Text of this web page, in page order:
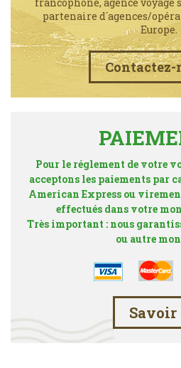
francophone, agence
partenaire d´agences/
Europe.
Contactez-
Pour le réglement de votre
acceptons les paiements par
American Express ou
effectués dans votre
Très important : nous
ou autre
Savoir